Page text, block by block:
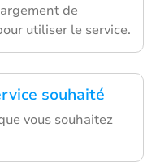
de
utiliser le service.
souhaité
vous souhaitez